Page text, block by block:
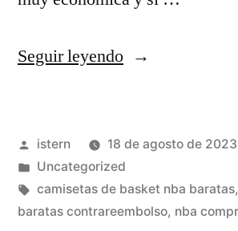
Seguir leyendo«camisetas
corte
ingles»
Publicado
por
istern
18 de agosto de 2023
Publicado
en
Uncategorized
Etiquetas:
camisetas de basket nba baratas,
baratas contrareembolso, nba